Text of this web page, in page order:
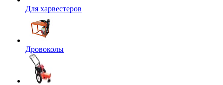
Для харвестеров
Дровоколы